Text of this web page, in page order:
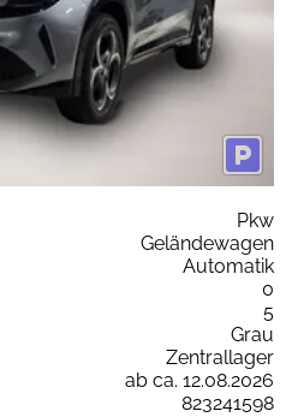
Pkw
Geländewagen
Automatik
0
5
Grau
Zentrallager
ab ca. 12.08.2026
823241598